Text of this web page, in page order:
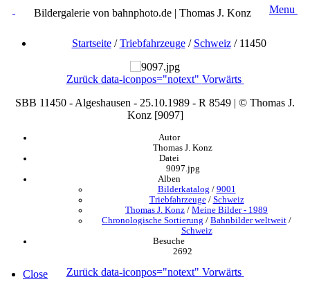
Bildergalerie von bahnphoto.de | Thomas J. Konz Menu
Startseite/Triebfahrzeuge/ Schweiz/ 11450
Zurück data-iconpos="notext" Vorwärts
SBB 11450 - Algeshausen - 25.10.1989 - R 8549 | © Thomas J.
Konz [9097]
Autor
Thomas J. Konz
Datei
9097.jpg
Alben
Bilderkatalog / 9001
Triebfahrzeuge/ Schweiz
Thomas J. Konz / Meine Bilder - 1989
Chronologische Sortierung / Bahnbilder weltweit /
Schweiz
Besuche
2692
Zurück data-iconpos="notext" Vorwärts
Close